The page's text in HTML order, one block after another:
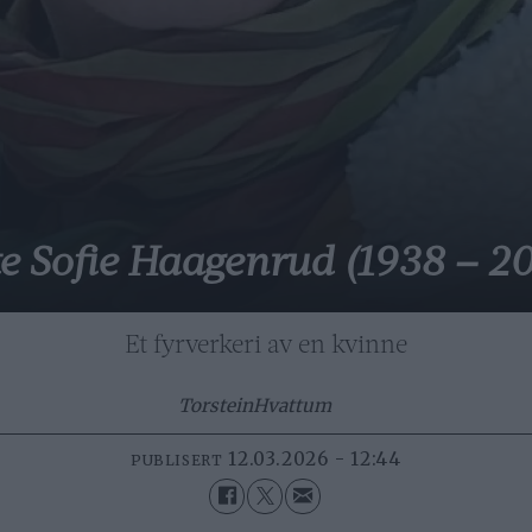
Sofie Haagenrud (1938 –
Et fyrverkeri av en kvinne
TorsteinHvattum
PUBLISERT 12.03.2026 - 12:44